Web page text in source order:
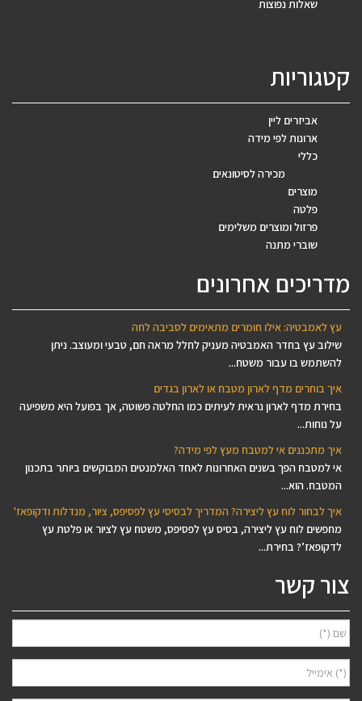
שאלות נפוצות
קטגוריות
אביזרים ליין
ארונות לפי מידה
כללי
מכירה לסיטונאים
מוצרים
פלטה
פרזול ומוצרים משלימים
שוברי מתנה
מדריכים אחרונים
עץ לאמבטיה: אילו חומרים מתאימים לסביבה לחה
שילוב עץ בחדר האמבטיה מעניק לחלל מראה חם, טבעי ומעוצב. ניתן
להשתמש בו עבור משטח...
איך בוחרים מדף לארון מטבח או לארון בגדים
בחירת מדף לארון נראית לעיתים כמו החלטה פשוטה, אך בפועל היא משפיעה
על נוחות...
איך מתכננים אי למטבח מעץ לפי מידה?
אי למטבח הפך בשנים האחרונות לאחד האלמנטים המבוקשים ביותר בתכנון
המטבח. הוא...
איך לבחור לוח עץ ליצירה? המדריך לבסיסי עץ לפסיפס, ציור, מנדלות ודקופאז'
מחפשים לוח עץ ליצירה, בסיס עץ לפסיפס, משטח עץ לציור או פלטת עץ
לדקופאז’? בחירת...
צור קשר